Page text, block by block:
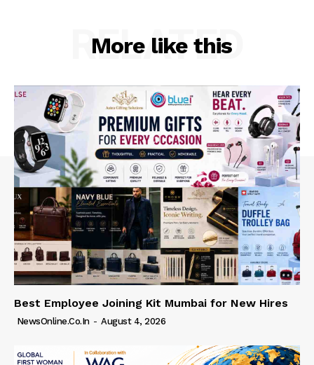
More like this
RELATED
Best Employee Joining Kit Mumbai for New Hires
NewsOnline.co.in - August 4, 2026